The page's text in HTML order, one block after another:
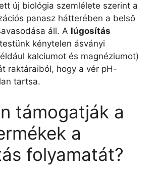
új biológia szemlélete szerint a
panasz hátterében a belső
áll. A lúgosítás
kénytelen ásványi
kalciumot és magnéziumot)
raktáraiból, hogy a vér pH-
tartsa.
támogatják a
a
folyamatát?